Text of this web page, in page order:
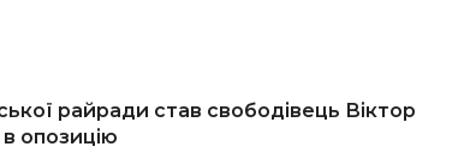
райради став свободівець Віктор
опозицію